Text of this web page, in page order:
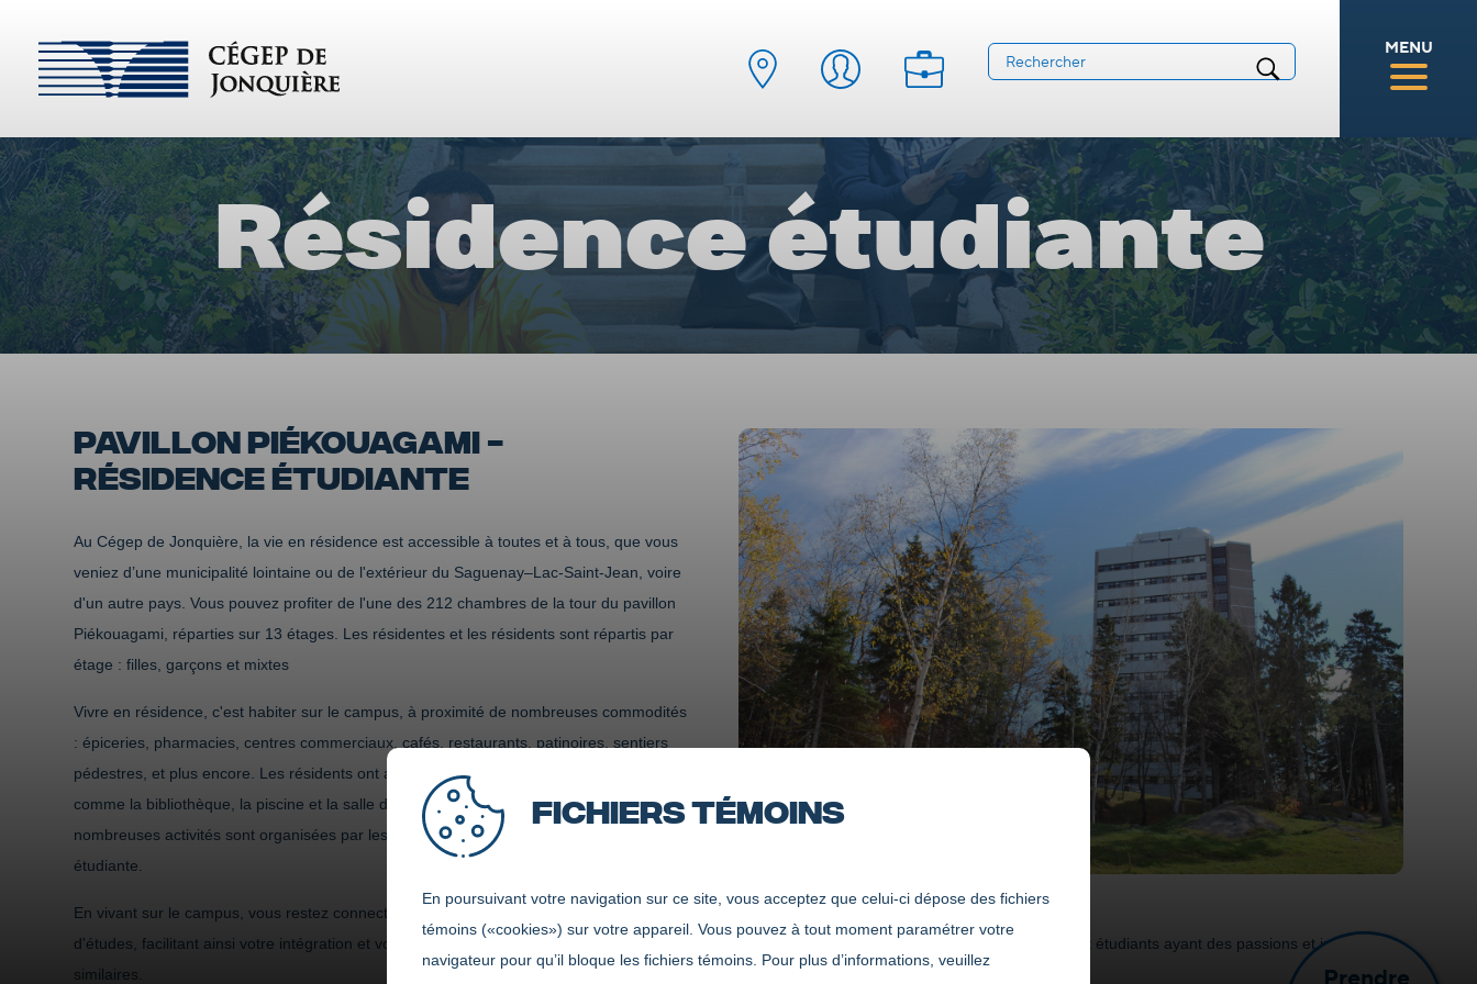
Fichiers témoins
En poursuivant votre navigation sur ce site, vous acceptez que celui-ci dépose des fichiers
témoins («cookies») sur votre appareil. Vous pouvez à tout moment paramétrer votre
navigateur pour qu’il bloque les fichiers témoins. Pour plus d’informations, veuillez
MENU
Résidence étudiante
PAVILLON PIÉKOUAGAMI -
RÉSIDENCE ÉTUDIANTE
Au Cégep de Jonquière, la vie en résidence est accessible à toutes et à tous, que vous
veniez d’une municipalité lointaine ou de l'extérieur du Saguenay–Lac-Saint-Jean, voire
d'un autre pays. Vous pouvez profiter de l'une des 212 chambres de la tour du pavillon
Piékouagami, réparties sur 13 étages. Les résidentes et les résidents sont répartis par
étage : filles, garçons et mixtes
Vivre en résidence, c'est habiter sur le campus, à proximité de nombreuses commodités
: épiceries, pharmacies, centres commerciaux, cafés, restaurants, patinoires, sentiers
pédestres, et plus encore. Les résidents ont accès à tous les services du Cégep,
comme la bibliothèque, la piscine et la salle de conditionnement physique. De
nombreuses activités sont organisées par les départements et par la communauté
étudiante.
En vivant sur le campus, vous restez connecté à la vie étudiante et à votre milieu
d'études, facilitant ainsi votre intégration et votre accès aux ressources du Cégep. Vous partagerez la vie en colocation avec d'autres étudiantes et étudiants ayant des passions et intérêts
similaires.
Prendre